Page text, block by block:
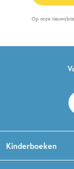
Op onze
Kinderboeken